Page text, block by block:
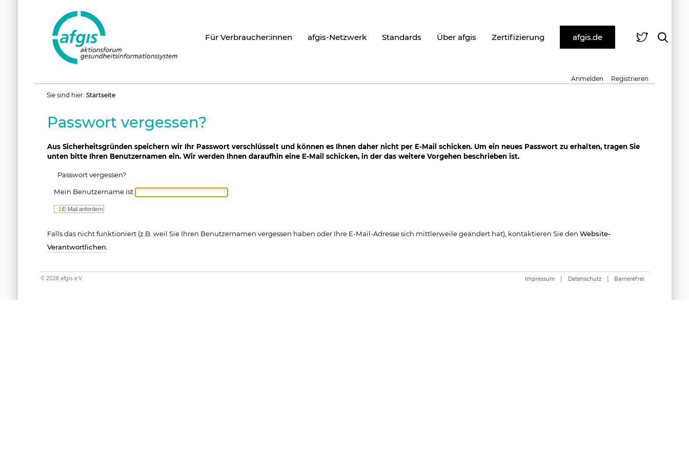
Für Verbraucher:innen afgis-Netzwerk Standards Über afgis Zertifizierung afgis.de
Benutzerspezifische
Anmelden Registrieren
Sie sind hier: Startseite
Passwort vergessen?
Aus Sicherheitsgründen speichern wir Ihr Passwort verschlüsselt und können es Ihnen daher nicht per E-Mail schicken. Um ein neues Passwort zu erhalten, tragen Sie
unten bitte Ihren Benutzernamen ein. Wir werden Ihnen daraufhin eine E-Mail schicken, in der das weitere Vorgehen beschrieben ist.
Passwort vergessen?
Mein Benutzername ist
Falls das nicht funktioniert (z.B. weil Sie Ihren Benutzernamen vergessen haben oder Ihre E-Mail-Adresse sich mittlerweile geändert hat), kontaktieren Sie denWebsite-
Verantwortlichen
© 2026afgis e.V. Impressum Datenschutz Barrierefrei